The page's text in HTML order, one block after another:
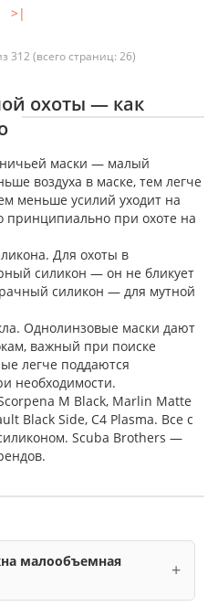
>|
312 (всего страниц: 26)
охоты — как
маски — малый
воздуха в маске, тем легче
меньше усилий уходит на
принципиально при охоте на
Для охоты в
силикон — он не бликует
силикон — для мутной
Однолинзовые маски дают
важный при поиске
легче поддаются
необходимости.
M Black, Marlin Matte
Black Side, C4 Plasma. Все с
Scuba Brothers —
малообъемная